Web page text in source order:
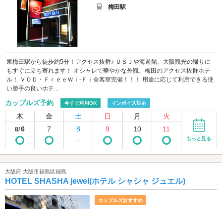
梅田駅
東梅田駅から徒歩約5分！アクセス抜群♪ ＵＳＪや海遊館、大阪観光の帰りに
もすぐに立ち寄れます！ オシャレで華やかな外観、梅田のアクセス抜群ホテ
ル！ ＶＯＤ・ＦｒｅｅＷｉ-Ｆｉ全客室完備！！！ 用途に応じて利用できる使
い勝手の良いホテ...
カップルズ予約 今すぐ利用OK インボイス対応
木 金 土 日 月 火
8/6 7
8
-
9 10 11
もっと見る
大阪府 大阪市福島区福島
HOTEL SHASHA jewel(ホテル シャシャ ジュエル)
カップルズおすすめ